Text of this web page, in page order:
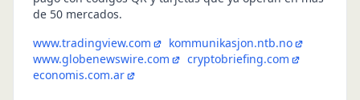
de 50 mercados.
www.tradingview.com
kommunikasjon.ntb.no
www.globenewswire.com
cryptobriefing.com
economis.com.ar